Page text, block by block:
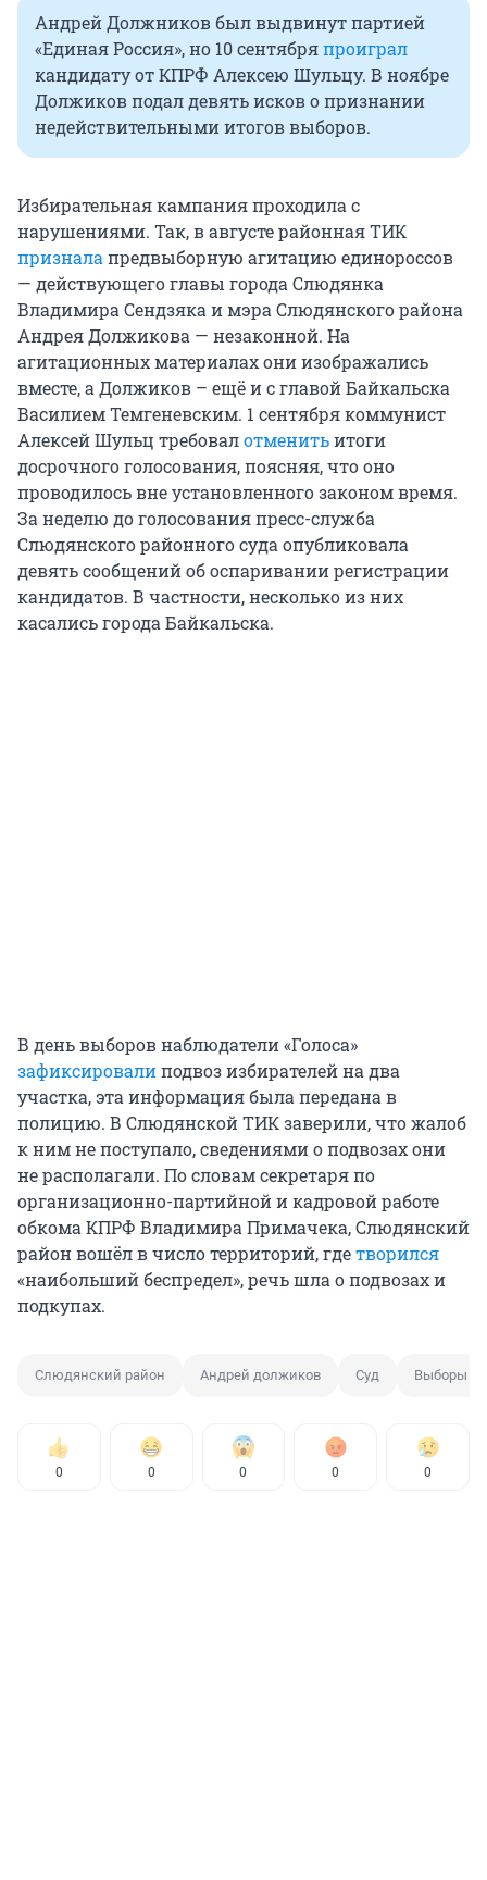
Андрей Должников был выдвинут партией
«Единая Россия», но 10 сентябряпроиграл
кандидату от КПРФ Алексею Шульцу. В ноябре
Должиков подал девять исков о признании
недействительными итогов выборов.
Избирательная кампания проходила с
нарушениями. Так, в августе районная ТИК
признала предвыборную агитацию единороссов
— действующего главы города Слюдянка
Владимира Сендзяка и мэра Слюдянского района
Андрея Должикова — незаконной. На
агитационных материалах они изображались
вместе, а Должиков – ещё и с главой Байкальска
Василием Темгеневским. 1 сентября коммунист
Алексей Шульц требовалотменитьитоги
досрочного голосования, поясняя, что оно
проводилось вне установленного законом время.
За неделю до голосования пресс-служба
Слюдянского районного суда опубликовала
девять сообщений об оспаривании регистрации
кандидатов. В частности, несколько из них
касались города Байкальска.
В день выборов наблюдатели «Голоса»
зафиксировалиподвоз избирателей на два
участка, эта информация была передана в
полицию. В Слюдянской ТИК заверили, что жалоб
к ним не поступало, сведениями о подвозах они
не располагали. По словам секретаря по
организационно-партийной и кадровой работе
обкома КПРФ Владимира Примачека, Слюдянский
район вошёл в число территорий, гдетворился
«наибольший беспредел», речь шла о подвозах и
подкупах.
Слюдянский район Андрей должиков Суд Выборы
0 0 0 0 0